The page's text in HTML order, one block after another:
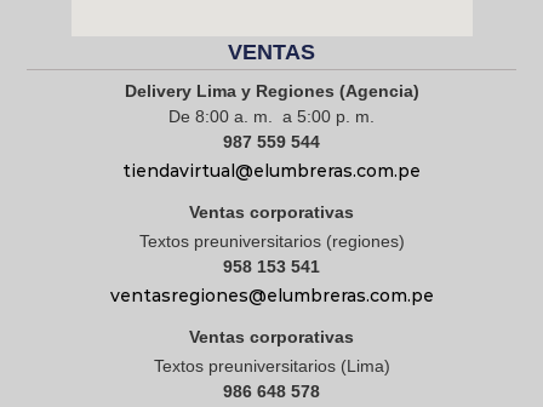
VENTAS
Delivery Lima y Regiones (Agencia)
De 8:00 a. m. a 5:00 p. m.
987 559 544
tiendavirtual@elumbreras.com.pe
Ventas corporativas
Textos preuniversitarios (regiones)
958 153 541
ventasregiones@elumbreras.com.pe
Ventas corporativas
Textos preuniversitarios (Lima)
986 648 578